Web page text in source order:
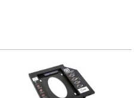
- Крепкий и надёжный
кабель. Проблем с питанием
быть не должно.
- Крепкий чехол, который
частично амортизирует стук.